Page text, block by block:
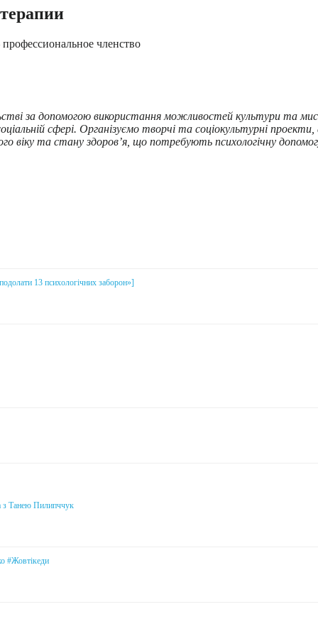
членство
за допомогою використання можливостей культури та
сфері. Організуємо творчі та соціокультурні
віку та стану здоров’я, що потребують психологічну
13 психологічних заборон»]
з Танею Пилипччук
#Жовтікеди